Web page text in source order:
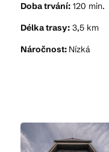
Doba trvání: 120 min.
Délka trasy: 3,5 km
Náročnost: Nízká